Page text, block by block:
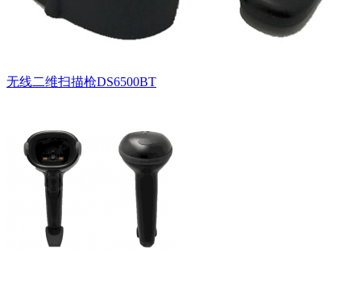
无线二维扫描枪DS6500BT